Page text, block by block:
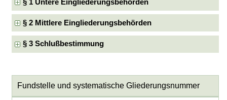
§ 1 Untere Eingliederungsbehörden
§ 2 Mittlere Eingliederungsbehörden
§ 3 Schlußbestimmung
Fundstelle und systematische Gliederungsnummer